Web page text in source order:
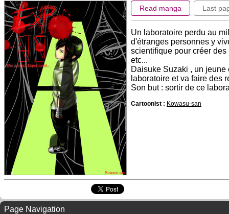
Read manga Last
Un laboratoire perdu au
d'étranges personnes y
scientifique pour créer
etc...
Daisuke Suzaki , un
laboratoire et va faire des
Son but : sortir de ce
Cartoonist : Kowasu-san
Page Navigation